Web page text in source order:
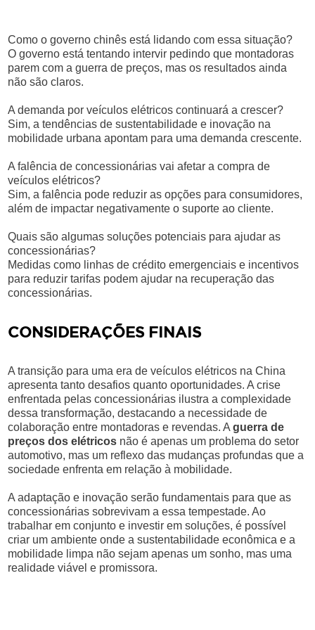
Como o governo chinês está lidando com essa situação?
O governo está tentando intervir pedindo que montadoras
parem com a guerra de preços, mas os resultados ainda
não são claros.
A demanda por veículos elétricos continuará a crescer?
Sim, a tendências de sustentabilidade e inovação na
mobilidade urbana apontam para uma demanda crescente.
A falência de concessionárias vai afetar a compra de
veículos elétricos?
Sim, a falência pode reduzir as opções para consumidores,
além de impactar negativamente o suporte ao cliente.
Quais são algumas soluções potenciais para ajudar as
concessionárias?
Medidas como linhas de crédito emergenciais e incentivos
para reduzir tarifas podem ajudar na recuperação das
concessionárias.
CONSIDERAÇÕES FINAIS
A transição para uma era de veículos elétricos na China
apresenta tanto desafios quanto oportunidades. A crise
enfrentada pelas concessionárias ilustra a complexidade
dessa transformação, destacando a necessidade de
colaboração entre montadoras e revendas. Aguerra de
preços dos elétricos não é apenas um problema do setor
automotivo, mas um reflexo das mudanças profundas que a
sociedade enfrenta em relação à mobilidade.
A adaptação e inovação serão fundamentais para que as
concessionárias sobrevivam a essa tempestade. Ao
trabalhar em conjunto e investir em soluções, é possível
criar um ambiente onde a sustentabilidade econômica e a
mobilidade limpa não sejam apenas um sonho, mas uma
realidade viável e promissora.